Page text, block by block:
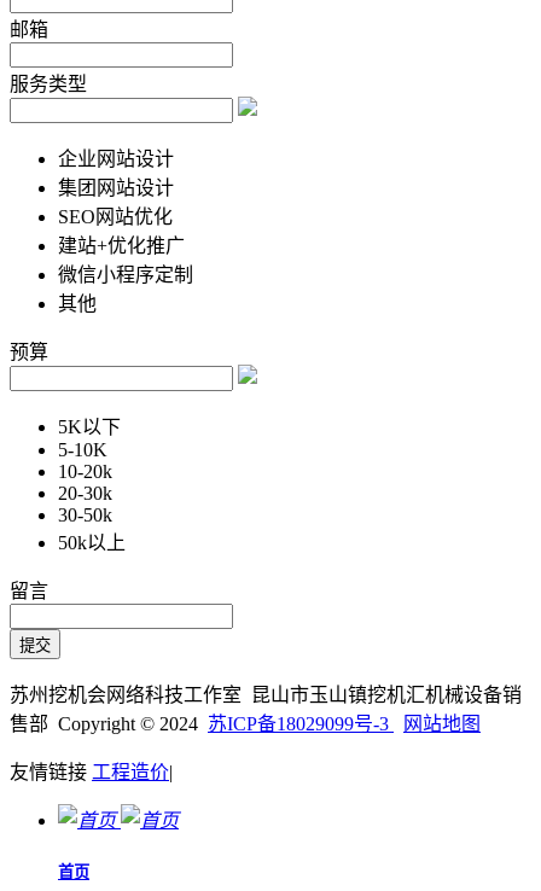
邮箱
服务类型
企业网站设计
集团网站设计
SEO网站优化
建站+优化推广
微信小程序定制
其他
预算
5K以下
5-10K
10-20k
20-30k
30-50k
50k以上
留言
苏州挖机会网络科技工作室 昆山市玉山镇挖机汇机械设备销
售部 Copyright © 2024 苏ICP备18029099号-3 网站地图
友情链接 工程造价|
首页